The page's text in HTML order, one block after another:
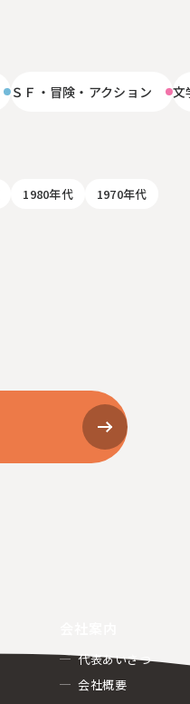
ＳＦ・冒険・アクション 文
1980年代 1970年代
代表あいさつ
会社概要